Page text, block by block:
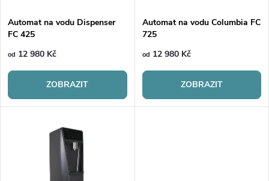
p
r
o
s
p
r
o
Automat na vodu Dispenser
FC 425
od 12 980 Kč
ZOBRAZIT
Automat na vodu Columbia FC
725
od 12 980 Kč
ZOBRAZIT